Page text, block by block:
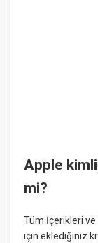
Apple
mi?
Tüm İçerikleri
için eklediğiniz